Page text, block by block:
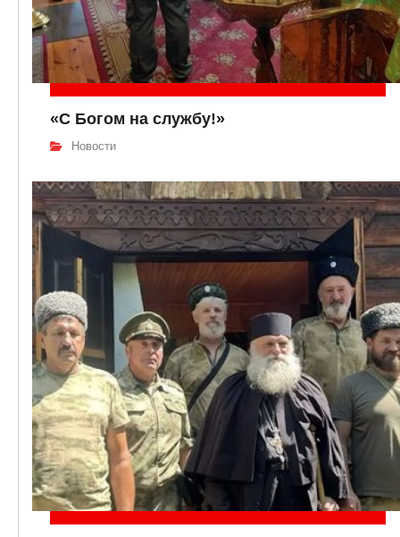
«С Богом на службу!»
Новости